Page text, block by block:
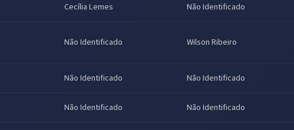
Cecília Lemes Não Identificado
Não Identificado Wilson Ribeiro
Não Identificado Não Identificado
Não Identificado Não Identificado